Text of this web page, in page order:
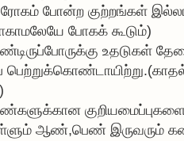
போன்ற குற்றங்கள்
போகக் கூடும்)
உதடுகள்
ஆண்,பெண் இருவரும்